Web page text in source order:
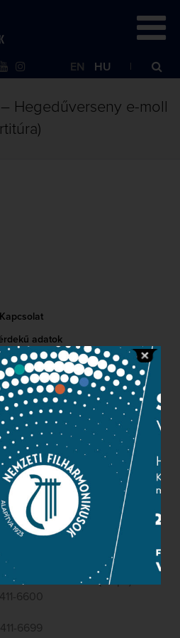
EN HU
Hegedűverseny e-moll
Kapcsolat
adatok
Marcell u. 1. (Müpa)
411-6600
411-6699